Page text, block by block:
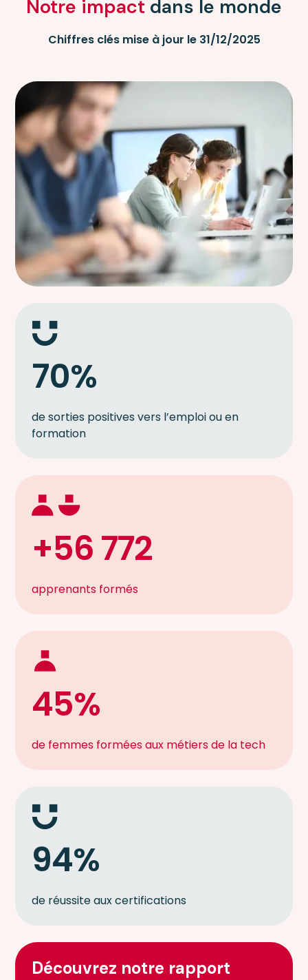
Notre impact dans le monde
Chiffres clés mise à jour le 31/12/2025
70%
de sorties positives vers l’emploi ou en
formation
+56 772
apprenants formés
45%
de femmes formées aux métiers de la tech
94%
de réussite aux certifications
Découvrez notre rapport